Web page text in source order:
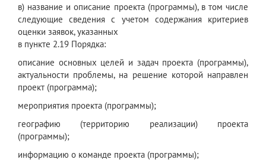
в) название и описание проекта (программы), в том числе
следующие сведения с учетом содержания критериев
оценки заявок, указанных
в пункте 2.19 Порядка:
описание основных целей и задач проекта (программы),
актуальности проблемы, на решение которой направлен
проект (программа);
мероприятия проекта (программы);
географию (территорию реализации) проекта
(программы);
информацию о команде проекта (программы);